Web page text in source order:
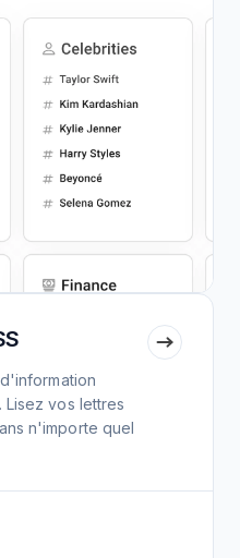
Lisez vos lettres
n'importe quel